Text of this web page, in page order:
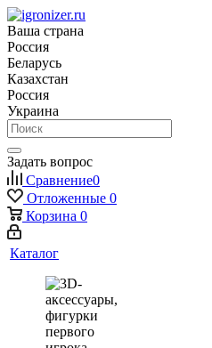
Ваша страна
Россия
Беларусь
Казахстан
Россия
Украина
Задать вопрос
Сравнение0
Отложенные 0
Корзина 0
Каталог